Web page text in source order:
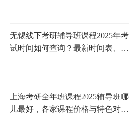
无锡线下考研辅导班课程2025年考
试时间如何查询？最新时间表、备
上海考研全年班课程2025辅导班哪
儿最好，各家课程价格与特色对比